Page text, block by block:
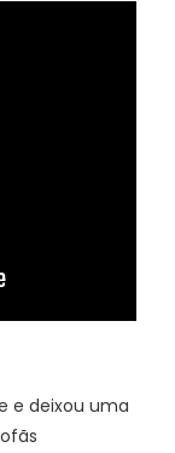
e deixou uma